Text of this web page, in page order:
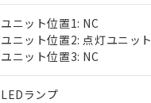
ユニット位置1: NC
ユニット位置2: 点灯ユニット
ユニット位置3: NC
LEDランプ